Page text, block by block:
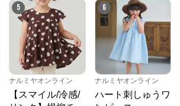
5
ナルミヤオンライン
【スマイル/冷感/
6
ナルミヤオンライン
ハート刺しゅうワ